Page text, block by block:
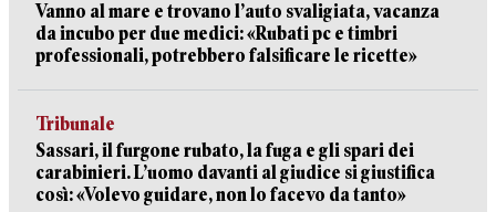
Vanno al mare e trovano l’auto svaligiata, vacanza
da incubo per due medici: «Rubati pc e timbri
professionali, potrebbero falsificare le ricette»
Tribunale
Sassari, il furgone rubato, la fuga e gli spari dei
carabinieri. L’uomo davanti al giudice si giustifica
così: «Volevo guidare, non lo facevo da tanto»